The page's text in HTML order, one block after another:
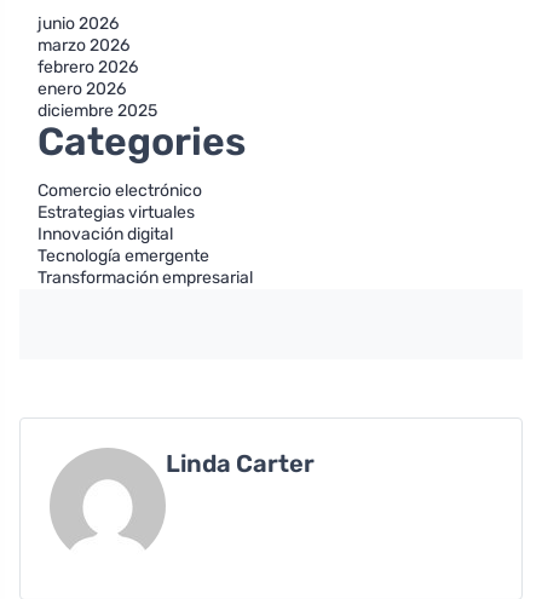
junio 2026
marzo 2026
febrero 2026
enero 2026
diciembre 2025
Categories
Comercio electrónico
Estrategias virtuales
Innovación digital
Tecnología emergente
Transformación empresarial
Linda Carter